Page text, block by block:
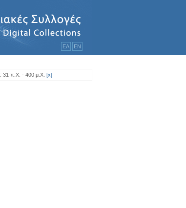
ΕΛ ΕΝ
: 31 π.Χ. - 400 μ.Χ. [x]